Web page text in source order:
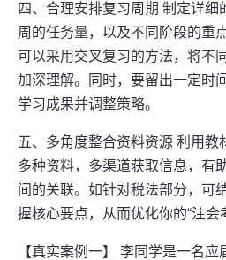
四、合理安排复习周期 制定详细
周的任务量，以及不同阶段的重
可以采用交叉复习的方法，将不
加深理解。同时，要留出一定时
学习成果并调整策略。
五、多角度整合资料资源 利用教
多种资料，多渠道获取信息，有
间的关联。如针对税法部分，可
握核心要点，从而优化你的“注会
【真实案例一】 李同学是一名